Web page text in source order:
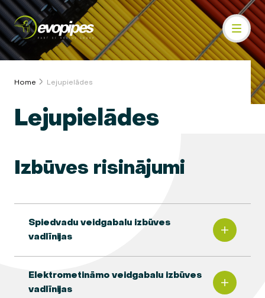
Home Lejupielādes
Lejupielādes
Izbūves risinājumi
Spiedvadu veidgabalu izbūves
vadlīnijas
Elektrometināmo veidgabalu izbūves
vadlīnijas